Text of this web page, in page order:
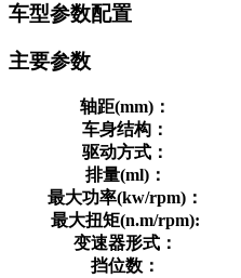
车型参数配置
主要参数
轴距(mm)：
车身结构：
驱动方式：
排量(ml)：
最大功率(kw/rpm)：
最大扭矩(n.m/rpm):
变速器形式：
挡位数：